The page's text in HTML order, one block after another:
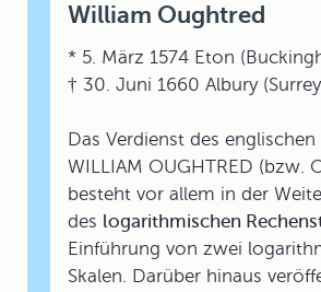
William Oughtred
* 5. März 1574 Eton
† 30. Juni 1660 Albury
Das Verdienst des englischen
WILLIAM OUGHTRED (bzw.
besteht vor allem in der
des logarithmischen
Einführung von zwei
Skalen. Darüber hinaus